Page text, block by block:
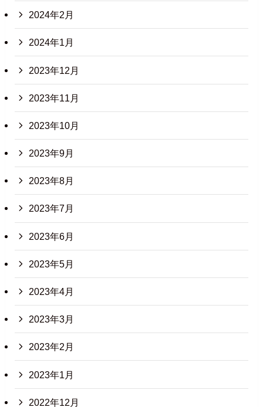
2024年2月
2024年1月
2023年12月
2023年11月
2023年10月
2023年9月
2023年8月
2023年7月
2023年6月
2023年5月
2023年4月
2023年3月
2023年2月
2023年1月
2022年12月